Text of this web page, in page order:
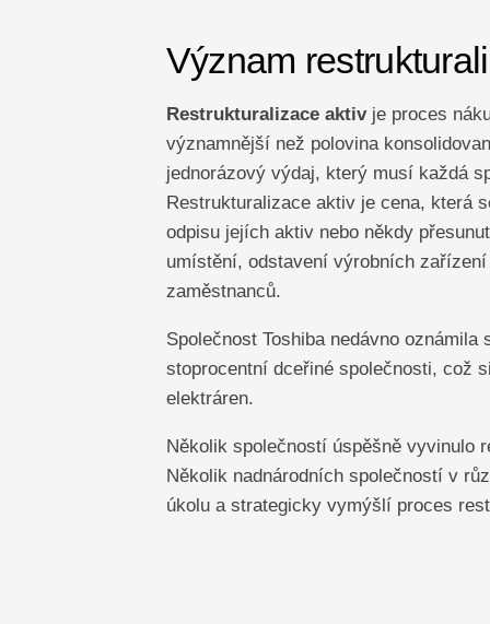
Význam
Restrukturalizace aktivje proces
významnější než polovina
jednorázový výdaj, který musí každá
Restrukturalizace aktiv je cena, která
odpisu jejích aktiv nebo někdy
umístění, odstavení výrobních
zaměstnanců.
Společnost Toshiba nedávno
stoprocentní dceřiné společnosti, což
elektráren.
Několik společností úspěšně vyvinulo
Několik nadnárodních společností v
úkolu a strategicky vymýšlí proces